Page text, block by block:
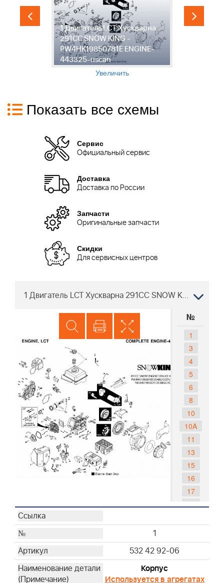
1 Двигатель LCT Хускварна
291CC SNOW KING -
PW4HK19850781E ENGINE-
443325-uscan
Увеличить
Показать все схемы
Сервис
Официальный сервис
Доставка
Доставка по России
Запчасти
Оригинальные запчасти
Скидки
Для сервисных центров
1 Двигатель LCT Хускварна 291CC SNOW KING - PW4HK19850781E ENGINE-443325-uscan
№
1
3
4
5
6
8
10
10A
11
13
15
16
17
18
20
1
532 42 92-06
Корпус
Используется в агрегатах